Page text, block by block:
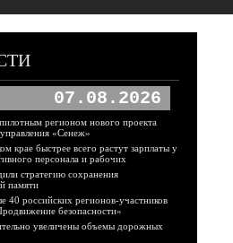
07.08.2026
регионом нового проекта
«Сенеж»
крае быстрее всего растут зарплаты у
персонала и рабочих
стратегию сохранения
памяти
40 российских регионов-участников
безопасности»
увеличены объемы дорожных